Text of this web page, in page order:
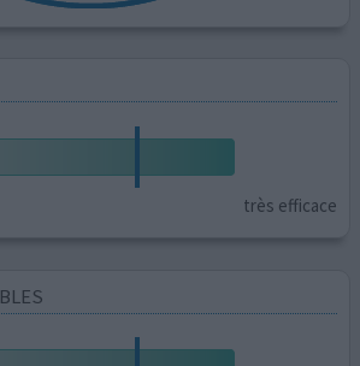
très efficace